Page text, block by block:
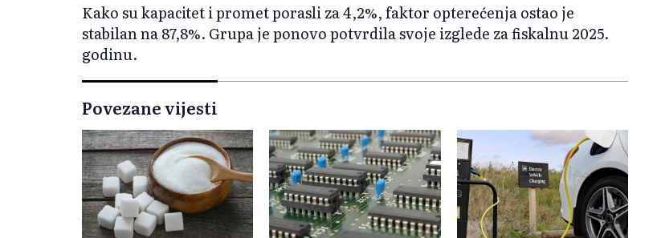
Kako su kapacitet i promet porasli za 4,2%, faktor opterećenja ostao je
stabilan na 87,8%. Grupa je ponovo potvrdila svoje izglede za fiskalnu 2025.
godinu.
Povezane vijesti